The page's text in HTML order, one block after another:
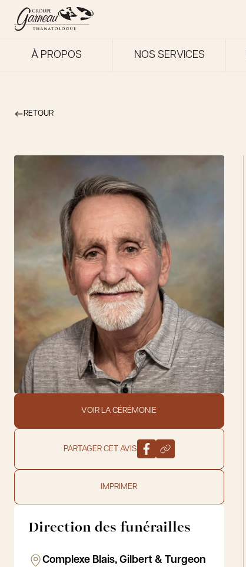
À PROPOS NOS SERVICES
RETOUR
VOIR LA CÉRÉMONIE
PARTAGER CET AVIS
IMPRIMER
Direction des funérailles
Complexe Blais, Gilbert & Turgeon